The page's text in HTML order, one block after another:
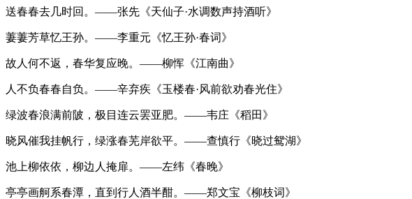
送春春去几时回。——张先《天仙子·水调数声持酒听》
萋萋芳草忆王孙。——李重元《忆王孙·春词》
故人何不返，春华复应晚。——柳恽《江南曲》
人不负春春自负。——辛弃疾《玉楼春·风前欲劝春光住》
绿波春浪满前陂，极目连云罢亚肥。——韦庄《稻田》
晓风催我挂帆行，绿涨春芜岸欲平。——查慎行《晓过鸳湖》
池上柳依依，柳边人掩扉。——左纬《春晚》
亭亭画舸系春潭，直到行人酒半酣。——郑文宝《柳枝词》